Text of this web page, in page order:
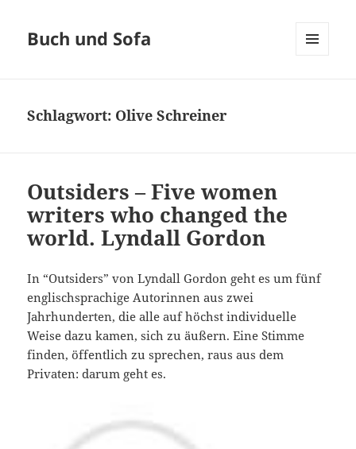
Buch und Sofa
Schlagwort: Olive Schreiner
Outsiders – Five women
writers who changed the
world. Lyndall Gordon
In “Outsiders” von Lyndall Gordon geht es um fünf
englischsprachige Autorinnen aus zwei
Jahrhunderten, die alle auf höchst individuelle
Weise dazu kamen, sich zu äußern. Eine Stimme
finden, öffentlich zu sprechen, raus aus dem
Privaten: darum geht es.